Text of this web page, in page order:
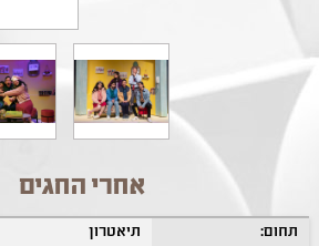
אחרי החגים
תחום:
תיאטרון